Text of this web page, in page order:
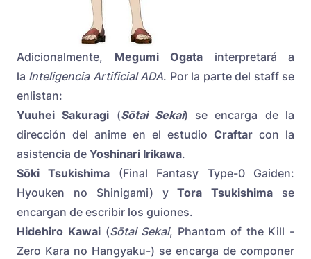
Adicionalmente, Megumi Ogata interpretará a
la Inteligencia Artificial ADA. Por la parte del staff se
enlistan:
Yuuhei Sakuragi (Sōtai Sekai) se encarga de la
dirección del anime en el estudio Craftar con la
asistencia de Yoshinari Irikawa.
Sōki Tsukishima (Final Fantasy Type-0 Gaiden:
Hyouken no Shinigami) yTora Tsukishima se
encargan de escribir los guiones.
Hidehiro Kawai (Sōtai Sekai, Phantom of the Kill -
Zero Kara no Hangyaku-) se encarga de componer